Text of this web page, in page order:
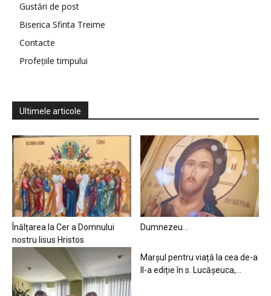
Gustări de post
Biserica Sfinta Treime
Contacte
Profețiile timpului
Ultimele articole
Înălțarea la Cer a Domnului
nostru Iisus Hristos
Dumnezeu…
Marșul pentru viață la cea de-a
II-a ediție în s. Lucășeuca,...